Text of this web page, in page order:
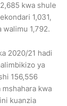
kwa shule
1,031,
walimu 1,792.
2020/21 hadi
ya
156,556
kwa
kuanzia